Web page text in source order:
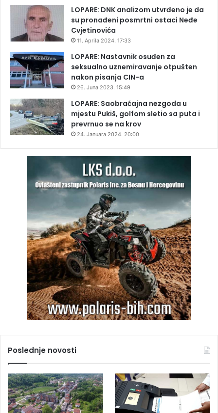
LOPARE: DNK analizom utvrđeno je da
su pronađeni posmrtni ostaci Neđe
Cvjetinovića
11. Aprila 2024. 17:33
LOPARE: Nastavnik osuđen za
seksualno uznemiravanje otpušten
nakon pisanja CIN-a
26. Juna 2023. 15:49
LOPARE: Saobraćajna nezgoda u
mjestu Pukiš, golfom sletio sa puta i
prevrnuo se na krov
24. Januara 2024. 20:00
Poslednje novosti